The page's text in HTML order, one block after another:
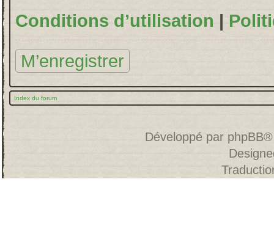
Conditions d’utilisation |
M’enregistrer
Index du forum
Développé par phpBB®